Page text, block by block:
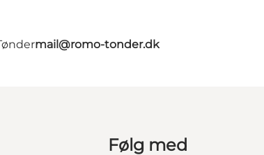
mail@romo-tonder.dk
Følg med